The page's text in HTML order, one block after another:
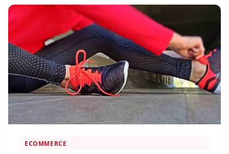
répondre à leurs besoins en équipements sportifs,
vêtements, accessoires et loisirs.
ECOMMERCE